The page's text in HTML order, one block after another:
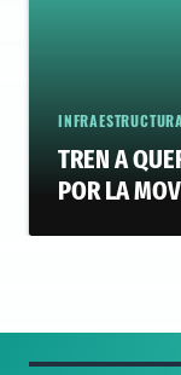
INFRAESTRUCTURA
TREN A
POR LA